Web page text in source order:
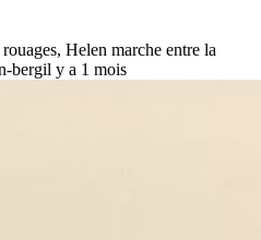
Helen marche entre la
bergil y a 1 mois